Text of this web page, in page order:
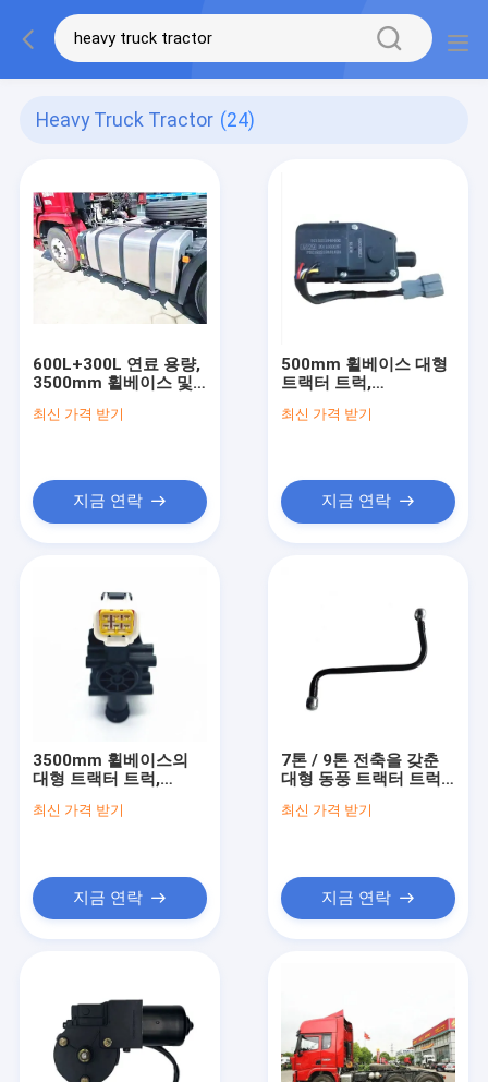
Heavy Truck Tractor (24)
600L+300L 연료 용량,
3500mm 휠베이스 및
타이어 크기
최신 가격 받기
지금 연락
500mm 휠베이스 대형
트랙터 트럭,
및 7톤 / 9톤 전방 차축
최신 가격 받기
지금 연락
3500mm 휠베이스의
대형 트랙터 트럭,
타이어 사이즈,
최신 가격 받기
지금 연락
7톤 / 9톤 전축을 갖춘
대형 동풍 트랙터 트럭,
3500 mm 휠베이스
최신 가격 받기
지금 연락